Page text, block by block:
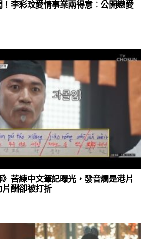
李彩玟愛情事業兩得意：公開戀愛
苦練中文筆記曝光，發音爛是港片
片酬卻被打折